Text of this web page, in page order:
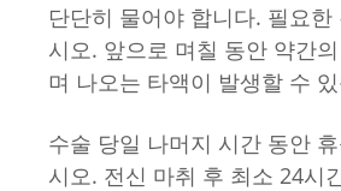
단단히 물어야 합니다. 필요한
시오. 앞으로 며칠 동안 약간
며 나오는 타액이 발생할 수
수술 당일 나머지 시간 동안
시오. 전신 마취 후 최소 24시